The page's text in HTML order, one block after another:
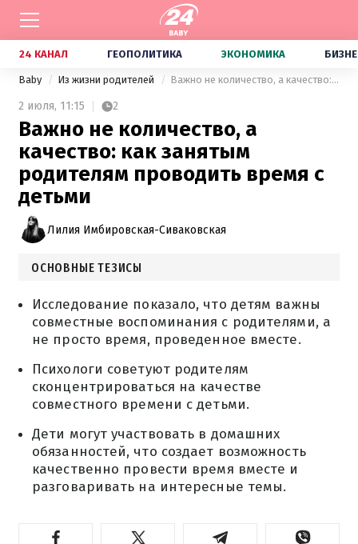
24 КАНАЛ ГЕОПОЛИТИКА ЭКОНОМИКА
Baby Из жизни родителей Важно не количество, а качество: как занятым родителям проводить время с детьми
2 июля, 11:15 2
Важно не количество, а
качество: как занятым
родителям проводить время с
детьми
Лилия Имбировская-Сиваковская
ОСНОВНЫЕ ТЕЗИСЫ
Исследование показало, что детям важны
совместные воспоминания с родителями, а
не просто время, проведенное вместе.
Психологи советуют родителям
сконцентрироваться на качестве
совместного времени с детьми.
Дети могут участвовать в домашних
обязанностей, что создает возможность
качественно провести время вместе и
разговаривать на интересные темы.